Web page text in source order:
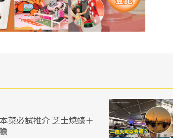
菜必試推介 芝士燒蠔＋